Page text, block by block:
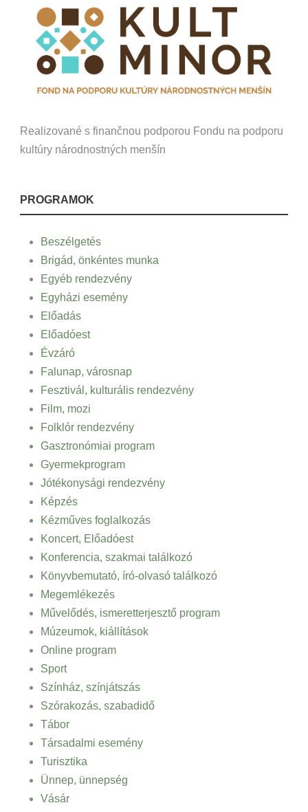
Realizované s finančnou podporou Fondu na podporu
kultúry národnostných menšín
PROGRAMOK
Beszélgetés
Brigád, önkéntes munka
Egyéb rendezvény
Egyházi esemény
Előadás
Előadóest
Évzáró
Falunap, városnap
Fesztivál, kulturális rendezvény
Film, mozi
Folklór rendezvény
Gasztronómiai program
Gyermekprogram
Jótékonysági rendezvény
Képzés
Kézműves foglalkozás
Koncert, Előadóest
Konferencia, szakmai találkozó
Könyvbemutató, író-olvasó találkozó
Megemlékezés
Művelődés, ismeretterjesztő program
Múzeumok, kiállítások
Online program
Sport
Színház, színjátszás
Szórakozás, szabadidő
Tábor
Társadalmi esemény
Turisztika
Ünnep, ünnepség
Vásár